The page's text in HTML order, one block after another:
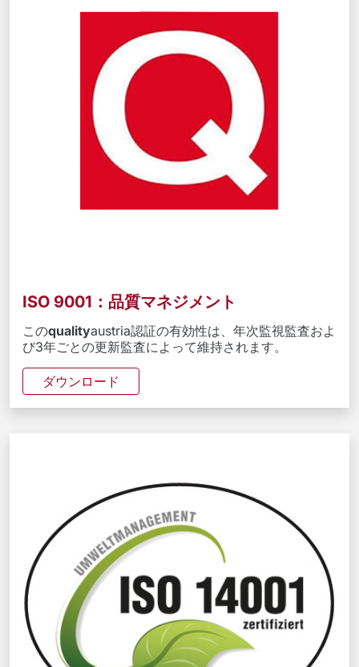
ISO 9001：品質マネジメント
このqualityaustria認証の有効性は、年次監視監査およ
び3年ごとの更新監査によって維持されます。
ダウンロード